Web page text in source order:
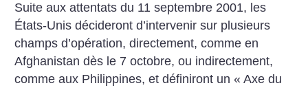
Suite aux attentats du 11 septembre 2001, les
États-Unis décideront d’intervenir sur plusieurs
champs d’opération, directement, comme en
Afghanistan dès le 7 octobre, ou indirectement,
comme aux Philippines, et définiront un « Axe du